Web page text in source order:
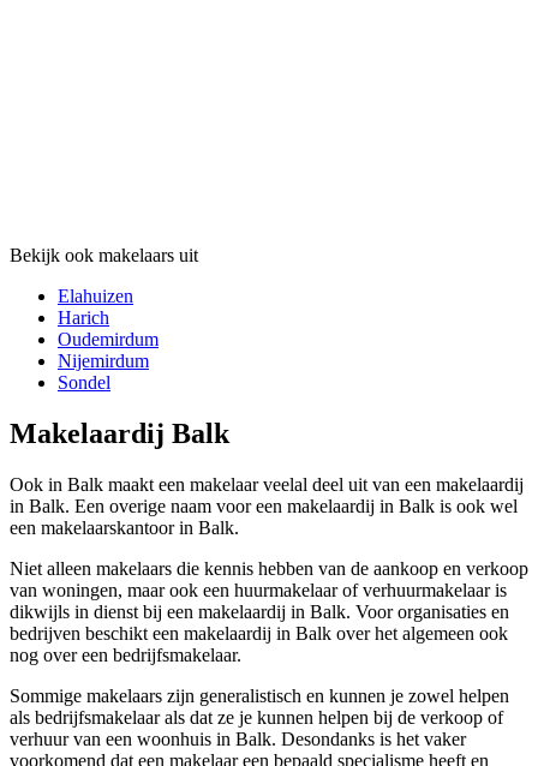
Bekijk ook makelaars uit
Elahuizen
Harich
Oudemirdum
Nijemirdum
Sondel
Makelaardij Balk
Ook in Balk maakt een makelaar veelal deel uit van een makelaardij
in Balk. Een overige naam voor een makelaardij in Balk is ook wel
een makelaarskantoor in Balk.
Niet alleen makelaars die kennis hebben van de aankoop en verkoop
van woningen, maar ook een huurmakelaar of verhuurmakelaar is
dikwijls in dienst bij een makelaardij in Balk. Voor organisaties en
bedrijven beschikt een makelaardij in Balk over het algemeen ook
nog over een bedrijfsmakelaar.
Sommige makelaars zijn generalistisch en kunnen je zowel helpen
als bedrijfsmakelaar als dat ze je kunnen helpen bij de verkoop of
verhuur van een woonhuis in Balk. Desondanks is het vaker
voorkomend dat een makelaar een bepaald specialisme heeft en